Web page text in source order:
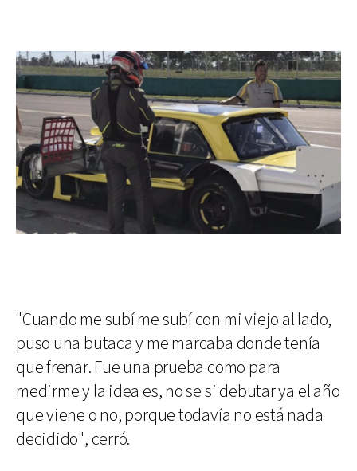
"Cuando me subí me subí con mi viejo al lado,
puso una butaca y me marcaba donde tenía
que frenar. Fue una prueba como para
medirme y la idea es, no se si debutar ya el año
que viene o no, porque todavía no está nada
decidido", cerró.